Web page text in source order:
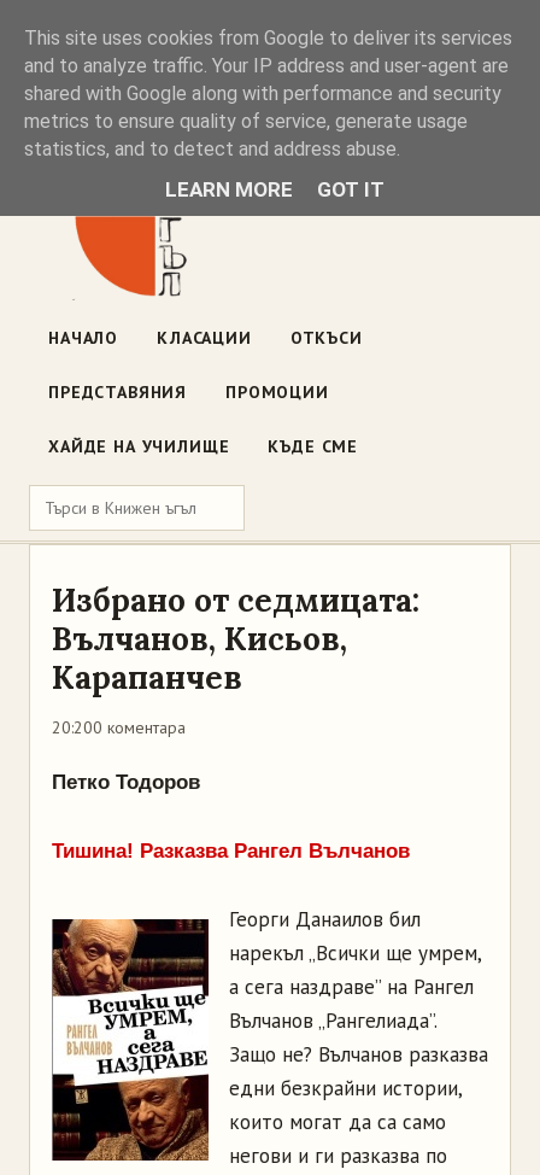
Книжен ъгъл
Блог на книжарницата — класации, откъси, нови книги
ул. „Оборище" 117, София· пон–пет 10:00–19:00 ·
НАЧАЛО КЛАСАЦИИ ОТКЪСИ
ПРЕДСТАВЯНИЯ ПРОМОЦИИ
ХАЙДЕ НА УЧИЛИЩЕ КЪДЕ СМЕ
Избрано от седмицата:
Вълчанов, Кисьов,
Карапанчев
20:200 коментара
Петко Тодоров
Тишина! Разказва Рангел Вълчанов
Георги Данаилов бил
нарекъл „Всички ще умрем,
а сега наздраве” на Рангел
Вълчанов „Рангелиада”.
Защо не? Вълчанов разказва
едни безкрайни истории,
които могат да са само
негови и ги разказва по
This site uses cookies from Google to deliver its services
and to analyze traffic. Your IP address and user-agent are
shared with Google along with performance and security
metrics to ensure quality of service, generate usage
statistics, and to detect and address abuse.
LEARN MORE GOT IT